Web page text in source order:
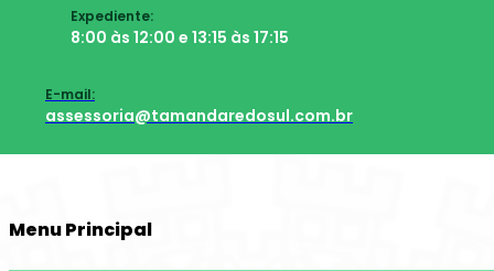
Expediente:
8:00 às 12:00 e 13:15 às 17:15
E-mail:
assessoria@tamandaredosul.com.br
Menu Principal